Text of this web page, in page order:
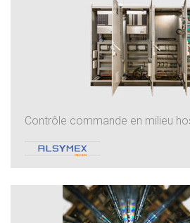
Contrôle commande en milieu